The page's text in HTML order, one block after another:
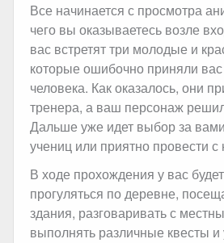
Все начинается с просмотра
чего вы оказываетесь возле
вас встретят три молодые и
которые ошибочно приняли вас
человека. Как оказалось, они
тренера, а ваш персонаж
Дальше уже идет выбор за
учениц или приятно провести
В ходе прохождения у вас
прогуляться по деревне,
здания, разговаривать с
выполнять различные квесты и